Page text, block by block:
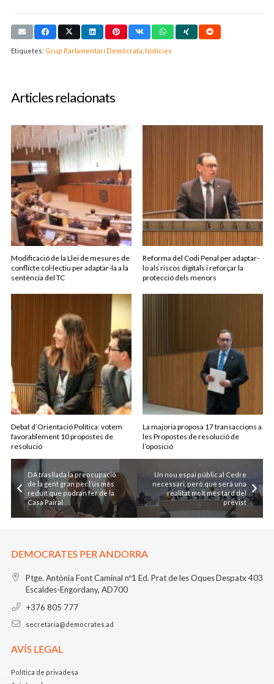
Etiquetes: Grup Parlamentari Demòcrata Notícies
Articles relacionats
Modificació de la Llei de mesures de
conflicte col·lectiu per adaptar-la a la
sentència del TC
Reforma del Codi Penal per adaptar-
lo als riscos digitals i reforçar la
protecció dels menors
Debat d’Orientació Política: votem
favorablement 10 propostes de
resolució
La majoria proposa 17 transaccions a
les Propostes de resolució de
l’oposició
DA trasllada la preocupació
de la gent gran per l’ús més
reduït que podran fer de la
Casa Pairal
Un nou espai públic al Cedre
necessari, però que serà una
realitat molt més tard del
previst
DEMOCRATES PER ANDORRA
Ptge. Antònia Font Caminal nº1 Ed. Prat de les OquesDespatx 403
Escaldes-Engordany, AD700
+376 805 777
secretaria@democrates.ad
AVÍS LEGAL
Política de privadesa